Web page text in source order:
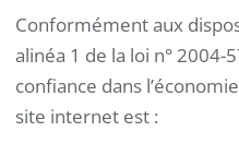
Conformément aux
alinéa 1 de la loi n° 2004-
confiance dans
site internet est :